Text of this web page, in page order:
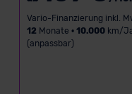
Vario-Finanzierung inkl.
12 Monate • 10.000km/
(anpassbar)